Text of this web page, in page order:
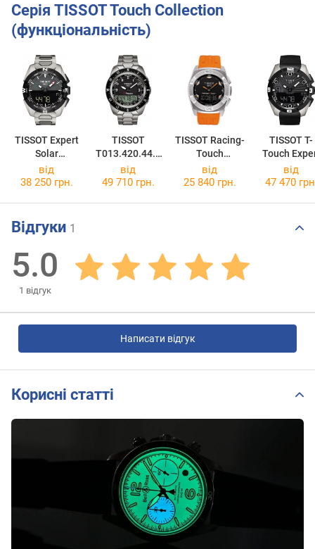
Серія TISSOT Touch Collection
(функціональність)
TISSOT Expert
Solar
T091.420.44.0
81.00
TISSOT
T013.420.44.0
57.00
TISSOT Racing-
Touch
T002.520.17.0
51.01
TISSOT T-
Touch
Solar Tony
Parker
61.00
від
38 250 грн.
від
49 710 грн.
від
25 840 грн.
від
47 470
Відгуки 1
5.0
1 відгук
Написати відгук
Корисні статті